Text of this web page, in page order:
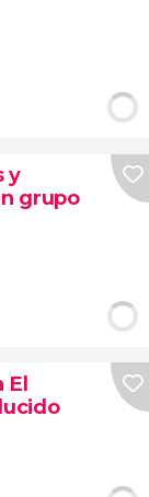
y
grupo
El